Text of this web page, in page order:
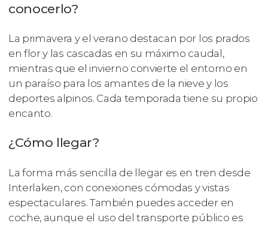
conocerlo?
La primavera y el verano destacan por los prados
en flor y las cascadas en su máximo caudal,
mientras que el invierno convierte el entorno en
un paraíso para los amantes de la nieve y los
deportes alpinos. Cada temporada tiene su propio
encanto.
¿Cómo llegar?
La forma más sencilla de llegar es en tren desde
Interlaken, con conexiones cómodas y vistas
espectaculares. También puedes acceder en
coche, aunque el uso del transporte público es